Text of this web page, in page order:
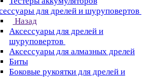
для дрелей и шуруповертов
Назад
Аксессуары для дрелей и
шуруповертов
Аксессуары для алмазных дрелей
Биты
Боковые рукоятки для дрелей и